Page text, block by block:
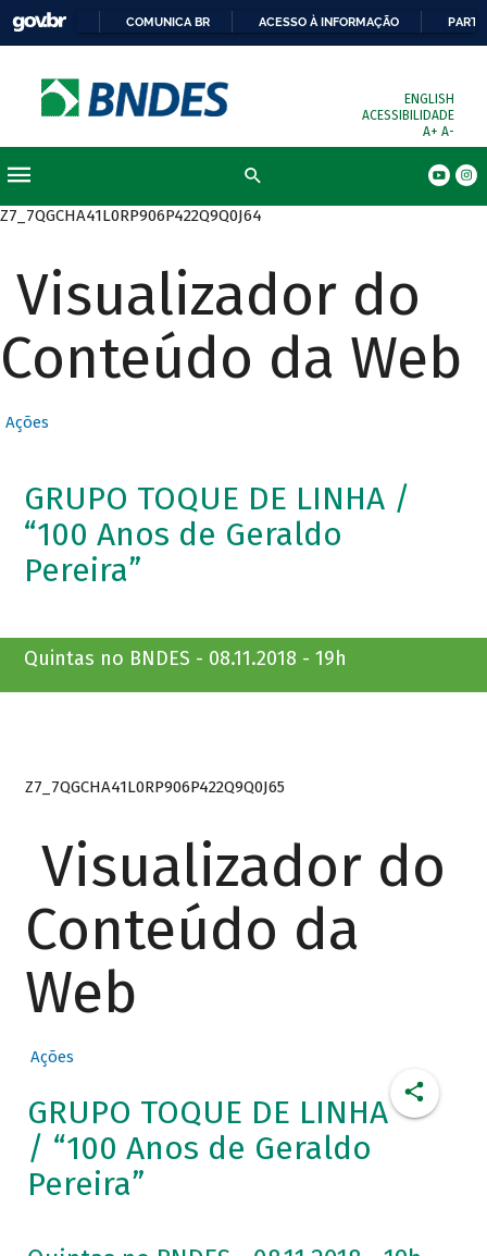
COMUNICA BR ACESSO À INFORMAÇÃO
ENGLISH
ACESSIBILIDADE
A+ A-
Z7_7QGCHA41L0RP906P422Q9Q0J64
Visualizador do
Conteúdo da Web
Ações
GRUPO TOQUE DE LINHA /
“100 Anos de Geraldo
Pereira”
Quintas no BNDES - 08.11.2018 - 19h
Z7_7QGCHA41L0RP906P422Q9Q0J65
Visualizador do
Conteúdo da
Web
Ações
GRUPO TOQUE DE LINHA
/ “100 Anos de Geraldo
Pereira”